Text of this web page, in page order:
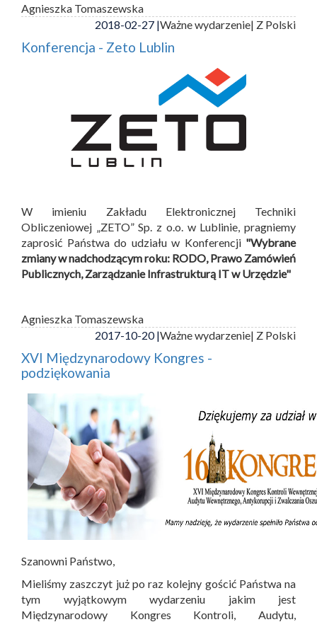
Agnieszka Tomaszewska
2018-02-27 |Ważne wydarzenie| Z Polski
Konferencja - Zeto Lublin
W imieniu Zakładu Elektronicznej Techniki
Obliczeniowej „ZETO” Sp. z o.o. w Lublinie, pragniemy
zaprosić Państwa do udziału w Konferencji "Wybrane
zmiany w nadchodzącym roku: RODO, Prawo Zamówień
Publicznych, Zarządzanie Infrastrukturą IT w Urzędzie"
Agnieszka Tomaszewska
2017-10-20 |Ważne wydarzenie| Z Polski
XVI Międzynarodowy Kongres -
podziękowania
Szanowni Państwo,
Mieliśmy zaszczyt już po raz kolejny gościć Państwa na
tym wyjątkowym wydarzeniu jakim jest
Międzynarodowy Kongres Kontroli, Audytu,